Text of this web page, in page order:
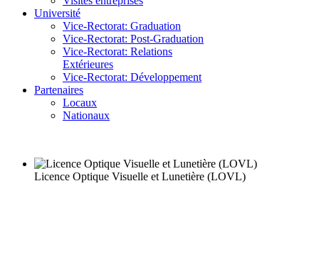
Université
Vice-Rectorat: Graduation
Vice-Rectorat: Post-Graduation
Vice-Rectorat: Relations
Extérieures
Vice-Rectorat: Développement
Partenaires
Locaux
Nationaux
Licence Optique Visuelle et Lunetière (LOVL)